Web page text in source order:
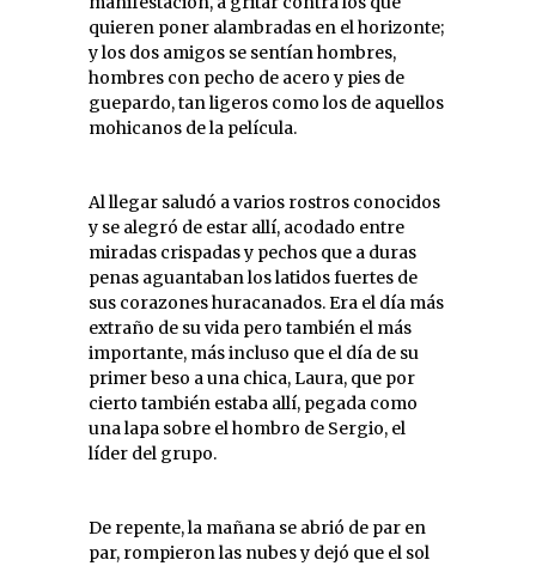
quieren poner alambradas en el horizonte;
y los dos amigos se sentían hombres,
hombres con pecho de acero y pies de
guepardo, tan ligeros como los de aquellos
mohicanos de la película.
Al llegar saludó a varios rostros conocidos
y se alegró de estar allí, acodado entre
miradas crispadas y pechos que a duras
penas aguantaban los latidos fuertes de
sus corazones huracanados. Era el día más
extraño de su vida pero también el más
importante, más incluso que el día de su
primer beso a una chica, Laura, que por
cierto también estaba allí, pegada como
una lapa sobre el hombro de Sergio, el
líder del grupo.
De repente, la mañana se abrió de par en
par, rompieron las nubes y dejó que el sol